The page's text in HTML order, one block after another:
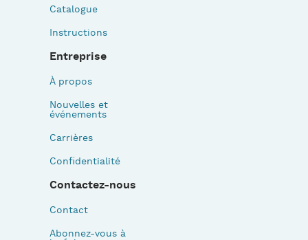
Catalogue
Instructions
Entreprise
À propos
Nouvelles et
événements
Carrières
Confidentialité
Contactez-nous
Contact
Abonnez-vous à